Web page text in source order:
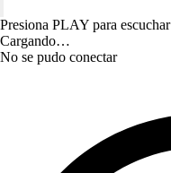
Presiona PLAY para escuchar
Cargando…
No se pudo conectar